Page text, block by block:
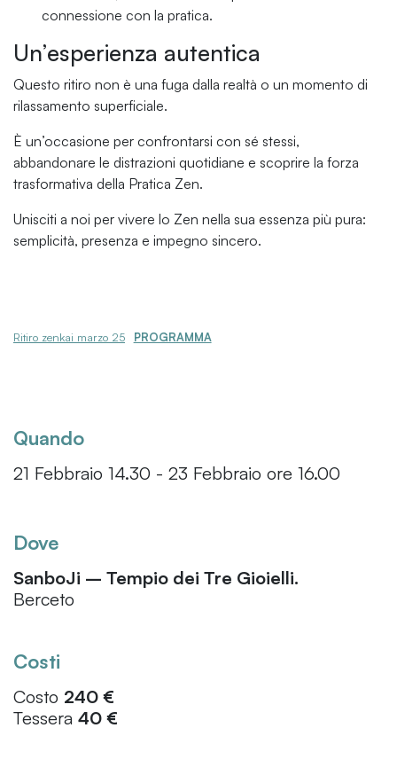
connessione con la pratica.
Un’esperienza autentica
Questo ritiro non è una fuga dalla realtà o un momento di
rilassamento superficiale.
È un’occasione per confrontarsi con sé stessi,
abbandonare le distrazioni quotidiane e scoprire la forza
trasformativa della Pratica Zen.
Unisciti a noi per vivere lo Zen nella sua essenza più pura:
semplicità, presenza e impegno sincero.
Ritiro zenkai marzo 25 PROGRAMMA
Quando
21 Febbraio 14.30 - 23 Febbraio ore 16.00
Dove
SanboJi – Tempio dei Tre Gioielli.
Berceto
Costi
Costo 240 €
Tessera 40 €